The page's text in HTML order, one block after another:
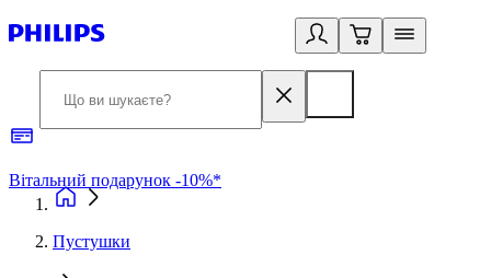
Вітальний подарунок -10%*
Пустушки